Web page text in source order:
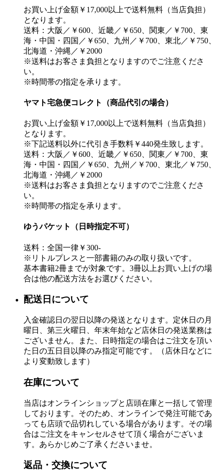
お買い上げ金額￥17,000以上で送料無料（当店負担）
となります。
送料：大阪／￥600、近畿／￥650、関東／￥700、東
海・中国・四国／￥650、九州／￥700、東北／￥750、
北海道・沖縄／￥2000
※送料はお客さま負担となりますのでご注意くださ
い。
※時間帯の指定を承ります。
ヤマト宅急便コレクト（商品代引の場合）
お買い上げ金額￥17,000以上で送料無料（当店負担）
となります。
※下記送料以外に代引き手数料￥440発生致します。
送料：大阪／￥600、近畿／￥650、関東／￥700、東
海・中国・四国／￥650、九州／￥700、東北／￥750、
北海道・沖縄／￥2000
※送料はお客さま負担となりますのでご注意くださ
い。
※時間帯の指定を承ります。
ゆうパケット（日時指定不可）
送料：全国一律￥300-
※リトルプレスと一部書籍のみの取り扱いです。
基本書籍2冊までが対象です。3冊以上お買い上げの場
合は他の配送方法をお選びください。
配送日について
入金確認日の翌日以降の発送となります。定休日の月
曜日、第三火曜日、年末年始など店休日の発送業務は
ございません。また、日時指定の場合はご注文を頂い
た日の五日目以降のみ指定可能です。（店休日などに
より変動致します）
在庫について
当店はオンラインショップと店頭在庫と一括して管理
しております。そのため、オンラインで発注可能であ
っても店頭で品切れしている場合があります。その場
合はご注文をキャンセルさせて頂く場合がございま
す。あらかじめご了承くださいませ。
返品・交換について